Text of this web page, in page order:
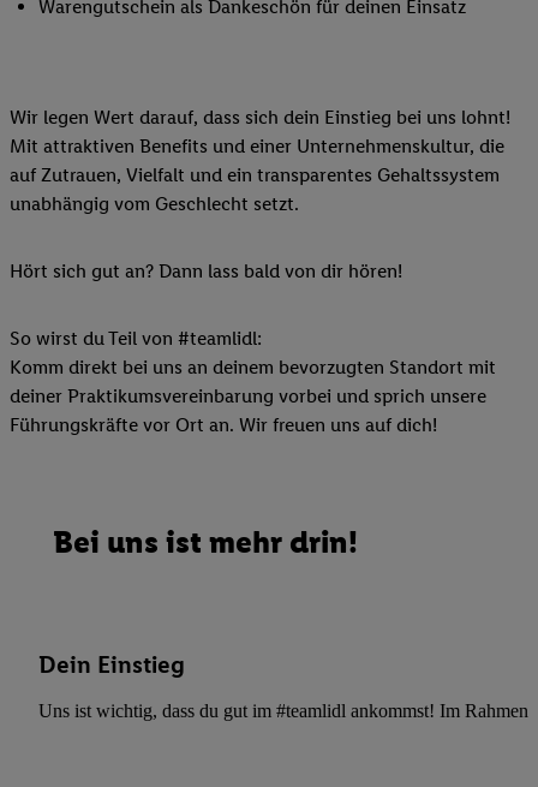
Warengutschein als Dankeschön für deinen Einsatz
Wir legen Wert darauf, dass sich dein Einstieg bei uns lohnt!
Mit attraktiven Benefits und einer Unternehmenskultur, die
auf Zutrauen, Vielfalt und ein transparentes Gehaltssystem
unabhängig vom Geschlecht setzt.
Hört sich gut an? Dann lass bald von dir hören!
So wirst du Teil von #teamlidl:
Komm direkt bei uns an deinem bevorzugten Standort mit
deiner Praktikumsvereinbarung vorbei und sprich unsere
Führungskräfte vor Ort an. Wir freuen uns auf dich!
Bei uns ist mehr drin!
Dein Einstieg
Uns ist wichtig, dass du gut im #teamlidl ankommst! Im Rahmen